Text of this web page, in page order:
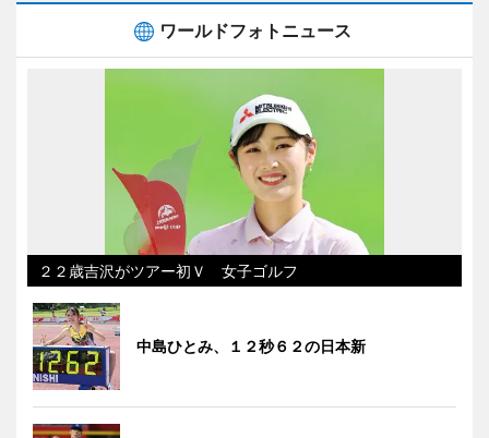
ワールドフォトニュース
２２歳吉沢がツアー初Ｖ 女子ゴルフ
中島ひとみ、１２秒６２の日本新